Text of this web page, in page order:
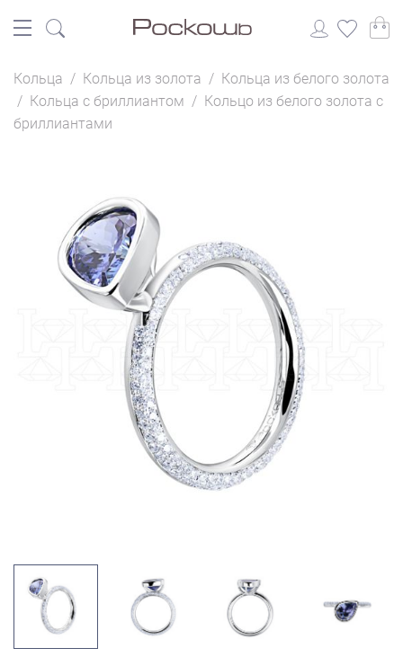
Кольца / Кольца из золота / Кольца из белого золота
/ Кольца с бриллиантом / Кольцо из белого золота с
бриллиантами